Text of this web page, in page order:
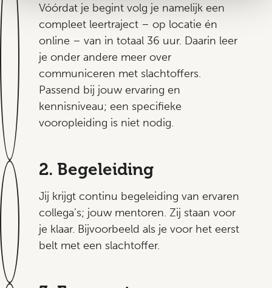
Vóórdat je begint volg je namelijk een
compleet leertraject – op locatie én
online – van in totaal 36 uur. Daarin leer
je onder andere meer over
communiceren met slachtoffers.
Passend bij jouw ervaring en
kennisniveau; een specifieke
vooropleiding is niet nodig.
2. Begeleiding
Jij krijgt continu begeleiding van ervaren
collega’s; jouw mentoren. Zij staan voor
je klaar. Bijvoorbeeld als je voor het eerst
belt met een slachtoffer.